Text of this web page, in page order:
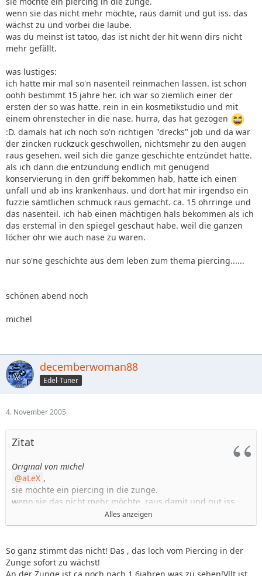
wenn sie das nicht mehr möchte, raus damit und gut iss. das
wächst zu und vorbei die laube.
was du meinst ist tatoo, das ist nicht der hit wenn dirs nicht
mehr gefällt.
was lustiges:
ich hatte mir mal so'n nasenteil reinmachen lassen. ist schon
oohh bestimmt 15 jahre her. ich war so ziemlich einer der
ersten der so was hatte. rein in ein kosmetikstudio und mit
einem ohrenstecher in die nase. hurra, das hat gezogen
:D. damals hat ich noch so'n richtigen "drecks" job und da war
der zincken ruckzuck geschwollen, nichtsmehr zu den augen
raus gesehen. weil sich die ganze geschichte entzündet hatte.
als ich dann die entzündung endlich mit genügend
konservierung in den griff bekommen hab, hatte ich einen
unfall und ab ins krankenhaus. und dort hat mir irgendso ein
fuzzie sämtlichen schmuck raus gemacht. ca. 15 ohrringe und
das nasenteil. ich hab einen mächtigen hals bekommen als ich
das erstemal in den spiegel geschaut habe. weil die ganzen
löcher ohr wie auch nase zu waren.
nur so'ne geschichte aus dem leben zum thema piercing......
schönen abend noch
michel
decemberwoman88
Edel-Tuner
4. November 2005
Zitat
Original von michel
aLeX ,
sie möchte ein piercing in die zunge.
wenn sie das nicht mehr möchte, raus damit und gut iss.
das wächst zu und vorbei die laube.
schönen abend noch
Alles anzeigen
So ganz stimmt das nicht! Das , das loch vom Piercing in der
Zunge sofort zu wächst!